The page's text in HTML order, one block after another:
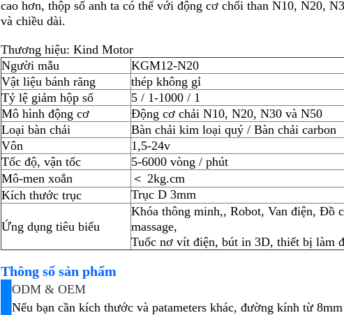
cao hơn, thộp số anh ta có thể với động cơ chổi than N10, N20,
và chiều dài.
Thương hiệu: Kind Motor
Người mẫu
KGM12-N20
Vật liệu bánh răng
thép không gỉ
Tỷ lệ giảm hộp số
5 / 1-1000 / 1
Mô hình động cơ
Động cơ chải N10, N20, N30 và N50
Loại bàn chải
Bàn chải kim loại quý / Bàn chải carbon
Vôn
1,5-24v
Tốc độ, vận tốc
5-6000 vòng / phút
Mô-men xoắn
＜ 2kg.cm
Kích thước trục
Trục D 3mm
Ứng dụng tiêu biểu
Khóa thông minh,, Robot, Van điện, Đồ
massage,
Tuốc nơ vít điện, bút in 3D, thiết bị làm
Thông số sản phẩm
ODM & OEM
Nếu bạn cần kích thước và patameters khác, đường kính từ